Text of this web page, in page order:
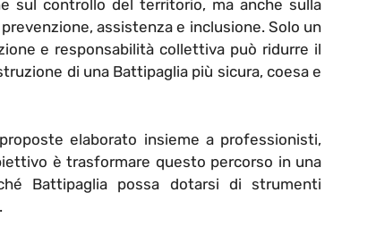
sul controllo del territorio, ma anche sulla
assistenza e inclusione. Solo un
e responsabilità collettiva può ridurre il
di una Battipaglia più sicura, coesa e
elaborato insieme a professionisti,
è trasformare questo percorso in una
Battipaglia possa dotarsi di strumenti